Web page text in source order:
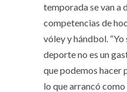
temporada se van a
competencias de
vóley y hándbol.
deporte no es un
que podemos hacer
lo que arrancó